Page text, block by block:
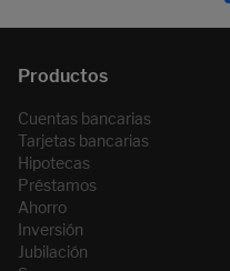
Cuentas bancarias
Tarjetas bancarias
Hipotecas
Préstamos
Ahorro
Inversión
Jubilación